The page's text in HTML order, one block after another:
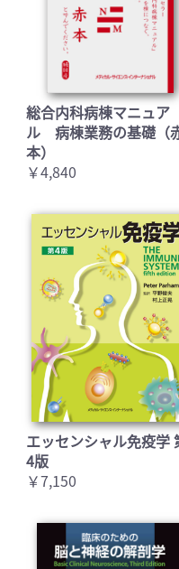
総合内科病棟マニュア
ル 病棟業務の基礎（
本）
￥4,840
エッセンシャル免疫学
4版
￥7,150